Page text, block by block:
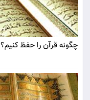
چگونه قرآن را حفظ كنيم؟